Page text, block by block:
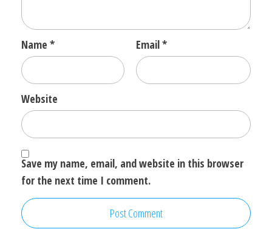
Name * Email*
Website
Save my name, email, and website in this browser
for the next time I comment.